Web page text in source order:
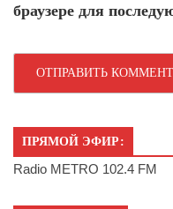
браузере для
ПРЯМОЙ ЭФИР:
Radio METRO 102.4 FM